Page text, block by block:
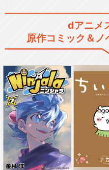
dアニメ
原作コミック＆ノ